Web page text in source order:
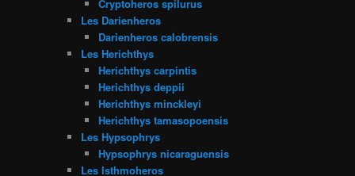
Cryptoheros spilurus
Les Darienheros
Darienheros calobrensis
Les Herichthys
Herichthys carpintis
Herichthys deppii
Herichthys minckleyi
Herichthys tamasopoensis
Les Hypsophrys
Hypsophrys nicaraguensis
Les Isthmoheros